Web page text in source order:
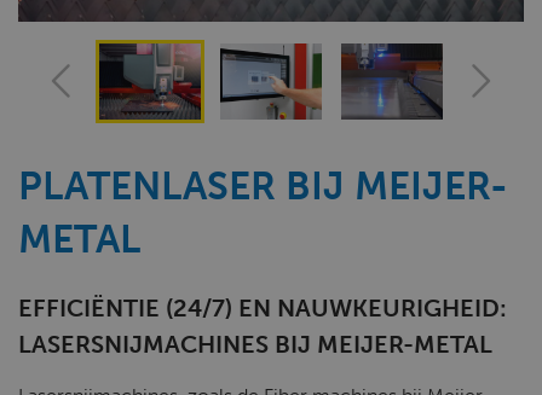
PLATENLASER BIJ MEIJER-
METAL
EFFICIËNTIE (24/7) EN NAUWKEURIGHEID:
LASERSNIJMACHINES BIJ MEIJER-METAL